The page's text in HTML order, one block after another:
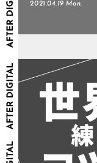
2021.04.19 Mon.